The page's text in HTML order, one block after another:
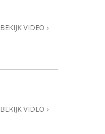
BEKIJK VIDEO
BEKIJK VIDEO